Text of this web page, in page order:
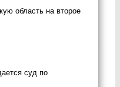
область на второе
суд по